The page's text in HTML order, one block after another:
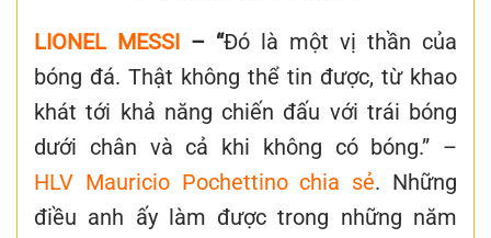
LIONEL MESSI – “Đó là một vị thần của
bóng đá. Thật không thể tin được, từ khao
khát tới khả năng chiến đấu với trái bóng
dưới chân và cả khi không có bóng.” –
HLV Mauricio Pochettino chia sẻ. Những
điều anh ấy làm được trong những năm